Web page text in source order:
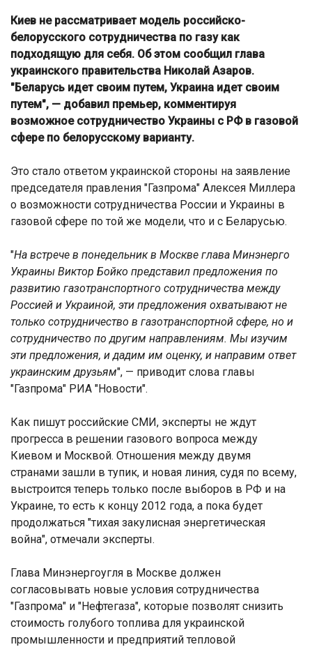
Киев не рассматривает модель российско-
белорусского сотрудничества по газу как
подходящую для себя. Об этом сообщил глава
украинского правительства Николай Азаров.
"Беларусь идет своим путем, Украина идет своим
путем", — добавил премьер, комментируя
возможное сотрудничество Украины с РФ в газовой
сфере по белорусскому варианту.
Это стало ответом украинской стороны на заявление
председателя правления "Газпрома" Алексея Миллера
о возможности сотрудничества России и Украины в
газовой сфере по той же модели, что и с Беларусью.
"На встрече в понедельник в Москве глава Минэнерго
Украины Виктор Бойко представил предложения по
развитию газотранспортного сотрудничества между
Россией и Украиной, эти предложения охватывают не
только сотрудничество в газотранспортной сфере, но и
сотрудничество по другим направлениям. Мы изучим
эти предложения, и дадим им оценку, и направим ответ
украинским друзьям", — приводит слова главы
"Газпрома" РИА "Новости".
Как пишут российские СМИ, эксперты не ждут
прогресса в решении газового вопроса между
Киевом и Москвой. Отношения между двумя
странами зашли в тупик, и новая линия, судя по всему,
выстроится теперь только после выборов в РФ и на
Украине, то есть к концу 2012 года, а пока будет
продолжаться "тихая закулисная энергетическая
война", отмечали эксперты.
Глава Минэнергоугля в Москве должен
согласовывать новые условия сотрудничества
"Газпрома" и "Нефтегаза", которые позволят снизить
стоимость голубого топлива для украинской
промышленности и предприятий тепловой